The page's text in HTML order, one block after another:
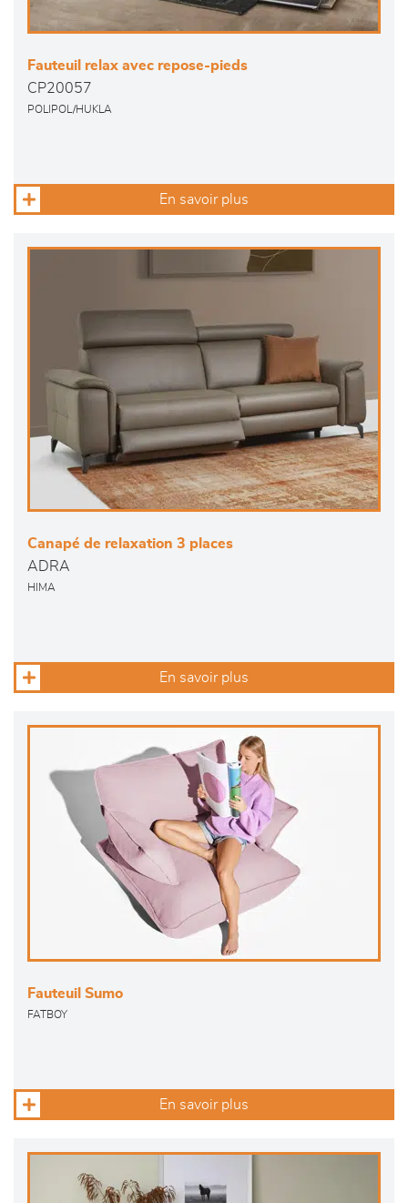
Fauteuil relax avec repose-pieds
CP20057
POLIPOL/HUKLA
En savoir plus
Canapé de relaxation 3 places
ADRA
HIMA
En savoir plus
Fauteuil Sumo
FATBOY
En savoir plus